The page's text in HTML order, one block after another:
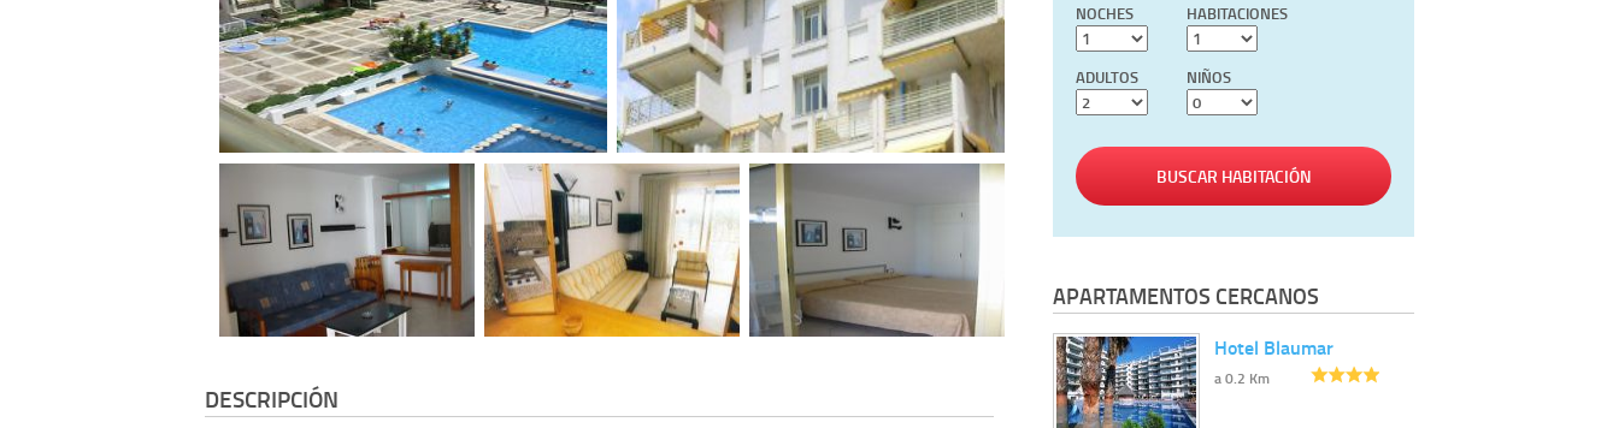
DESCRIPCIÓN
NOCHES HABITACIONES
ADULTOS NIÑOS
BUSCAR HABITACIÓN
APARTAMENTOS CERCANOS
Hotel Blaumar
a 0.2 Km